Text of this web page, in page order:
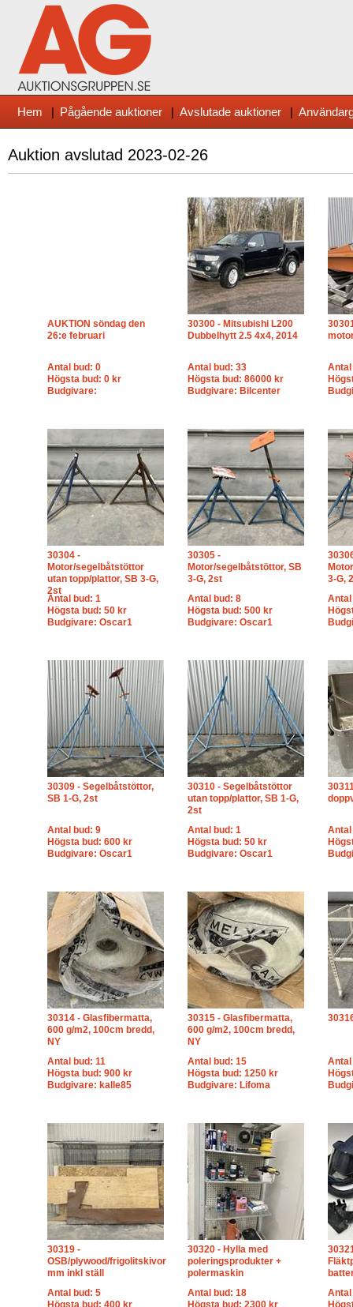
Hem | Pågående auktioner | Avslutade auktioner |
Auktion avslutad 2023-02-26
AUKTION söndag den
26:e februari
Antal bud: 0
Högsta bud: 0 kr
Budgivare:
30300 - Mitsubishi L200
Dubbelhytt 2.5 4x4, 2014
Antal bud: 33
Högsta bud: 86000 kr
Budgivare: Bilcenter
Antal
30304 -
Motor/segelbåtstöttor
utan topp/plattor, SB 3-G,
2st
Antal bud: 1
Högsta bud: 50 kr
Budgivare: Oscar1
30305 -
Motor/segelbåtstöttor, SB
3-G, 2st
Antal bud: 8
Högsta bud: 500 kr
Budgivare: Oscar1
3-G,
Antal
30309 - Segelbåtstöttor,
SB 1-G, 2st
Antal bud: 9
Högsta bud: 600 kr
Budgivare: Oscar1
30310 - Segelbåtstöttor
utan topp/plattor, SB 1-G,
2st
Antal bud: 1
Högsta bud: 50 kr
Budgivare: Oscar1
Antal
30314 - Glasfibermatta,
600 g/m2, 100cm bredd,
NY
Antal bud: 11
Högsta bud: 900 kr
Budgivare: kalle85
30315 - Glasfibermatta,
600 g/m2, 100cm bredd,
NY
Antal bud: 15
Högsta bud: 1250 kr
Budgivare: Lifoma
Antal
30319 -
OSB/plywood/frigolitskivor
mm inkl ställ
Antal bud: 5
Högsta bud: 400 kr
30320 - Hylla med
poleringsprodukter +
polermaskin
Antal bud: 18
Högsta bud: 2300 kr
Antal